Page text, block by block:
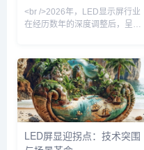
轮复苏并非
路
<br />2026年，LED显示屏行业
在经历数年的深度调整后，呈现
广告、舞台租赁、虚拟拍摄等下
游需求的持续回暖，头部企业的
营收和净利润均实现双位数增
长。行业整体产能利用率回升至
健康水平，此前困扰行业的低价
竞争局面得到有效遏制。<br />
<br />这一轮复苏并非简单的周
LED屏显迎拐点：技术突围